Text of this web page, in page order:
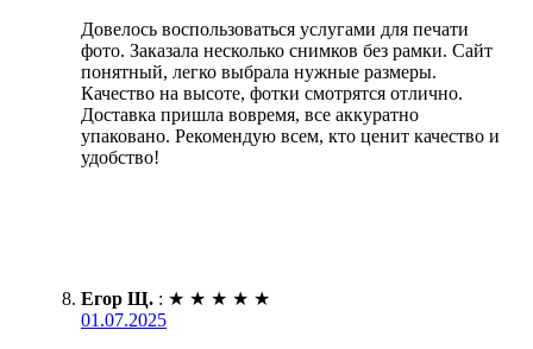
Довелось воспользоваться услугами для печати
фото. Заказала несколько снимков без рамки. Сайт
понятный, легко выбрала нужные размеры.
Качество на высоте, фотки смотрятся отлично.
Доставка пришла вовремя, все аккуратно
упаковано. Рекомендую всем, кто ценит качество и
удобство!
Егор Щ. : ★ ★ ★ ★ ★
01.07.2025